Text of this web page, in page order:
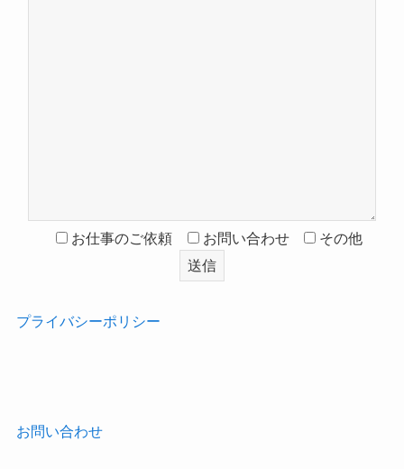
お仕事のご依頼 お問い合わせ その他
プライバシーポリシー
お問い合わせ